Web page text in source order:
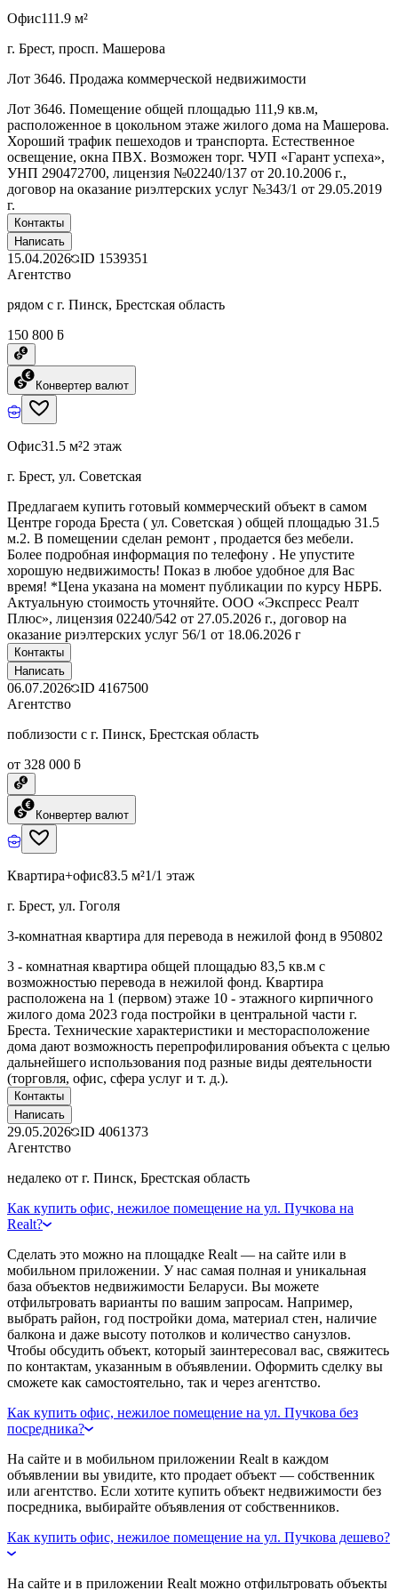
Офис111.9 м²
г. Брест, просп. Машерова
Лот 3646. Продажа коммерческой недвижимости
Лот 3646. Помещение общей площадью 111,9 кв.м,
расположенное в цокольном этаже жилого дома на Машерова.
Хороший трафик пешеходов и транспорта. Естественное
освещение, окна ПВХ. Возможен торг. ЧУП «Гарант успеха»,
УНП 290472700, лицензия №02240/137 от 20.10.2006 г.,
договор на оказание риэлтерских услуг №343/1 от 29.05.2019
г.
Контакты
Написать
15.04.2026 ID 1539351
Агентство
рядом с г. Пинск, Брестская область
150 800 ƃ
Конвертер валют
Офис31.5 м²2 этаж
г. Брест, ул. Советская
Предлагаем купить готовый коммерческий объект в самом
Центре города Бреста ( ул. Советская ) общей площадью 31.5
м.2. В помещении сделан ремонт , продается без мебели.
Более подробная информация по телефону . Не упустите
хорошую недвижимость! Показ в любое удобное для Вас
время! *Цена указана на момент публикации по курсу НБРБ.
Актуальную стоимость уточняйте. ООО «Экспресс Реалт
Плюс», лицензия 02240/542 от 27.05.2026 г., договор на
оказание риэлтерских услуг 56/1 от 18.06.2026 г
Контакты
Написать
06.07.2026 ID 4167500
Агентство
поблизости с г. Пинск, Брестская область
от 328 000 ƃ
Конвертер валют
Квартира+офис83.5 м²1/1 этаж
г. Брест, ул. Гоголя
3-комнатная квартира для перевода в нежилой фонд в 950802
3 - комнатная квартира общей площадью 83,5 кв.м с
возможностью перевода в нежилой фонд. Квартира
расположена на 1 (первом) этаже 10 - этажного кирпичного
жилого дома 2023 года постройки в центральной части г.
Бреста. Технические характеристики и месторасположение
дома дают возможность перепрофилирования объекта с целью
дальнейшего использования под разные виды деятельности
(торговля, офис, сфера услуг и т. д.).
Контакты
Написать
29.05.2026 ID 4061373
Агентство
недалеко от г. Пинск, Брестская область
Как купить офис, нежилое помещение на ул. Пучкова на
Realt?
Сделать это можно на площадке Realt — на сайте или в
мобильном приложении. У нас самая полная и уникальная
база объектов недвижимости Беларуси. Вы можете
отфильтровать варианты по вашим запросам. Например,
выбрать район, год постройки дома, материал стен, наличие
балкона и даже высоту потолков и количество санузлов.
Чтобы обсудить объект, который заинтересовал вас, свяжитесь
по контактам, указанным в объявлении. Оформить сделку вы
сможете как самостоятельно, так и через агентство.
Как купить офис, нежилое помещение на ул. Пучкова без
посредника?
На сайте и в мобильном приложении Realt в каждом
объявлении вы увидите, кто продает объект — собственник
или агентство. Если хотите купить объект недвижимости без
посредника, выбирайте объявления от собственников.
Как купить офис, нежилое помещение на ул. Пучкова дешево?
На сайте и в приложении Realt можно отфильтровать объекты